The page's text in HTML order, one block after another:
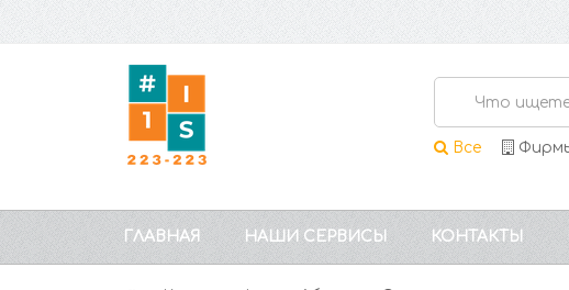
Все
ГЛАВНАЯ НАШИ СЕРВИСЫ КОНТАКТЫ